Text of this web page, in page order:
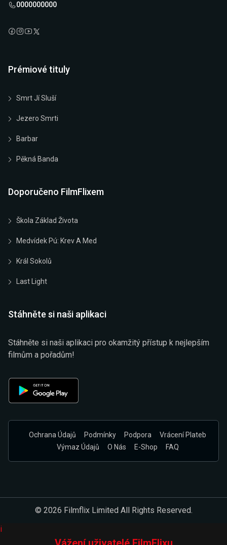
0000000000
Prémiové tituly
Smrt Jí Sluší
Jezero Smrti
Barbar
Pěkná Banda
Doporučeno FilmFlixem
Škola Základ Života
Medvídek Pú: Krev A Med
Král Sokolů
Last Light
Stáhněte si naši aplikaci
Stáhněte si naši aplikaci pro okamžitý přístup k nejlepším
filmům a pořadům!
Ochrana Údajů Podmínky Podpora
Vrácení Plateb
Výmaz Údajů
O Nás E-Shop FAQ
© 2026 Filmflix Limited All Rights Reserved.
i